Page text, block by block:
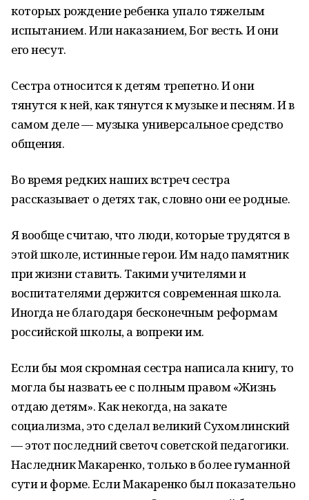
которых рождение ребенка упало тяжелым
испытанием. Или наказанием, Бог весть. И они
его несут.
Сестра относится к детям трепетно. И они
тянутся к ней, как тянутся к музыке и песням. И в
самом деле — музыка универсальное средство
общения.
Во время редких наших встреч сестра
рассказывает о детях так, словно они ее родные.
Я вообще считаю, что люди, которые трудятся в
этой школе, истинные герои. Им надо памятник
при жизни ставить. Такими учителями и
воспитателями держится современная школа.
Иногда не благодаря бесконечным реформам
российской школы, а вопреки им.
Если бы моя скромная сестра написала книгу, то
могла бы назвать ее с полным правом «Жизнь
отдаю детям». Как некогда, на закате
социализма, это сделал великий Сухомлинский
— этот последний светоч советской педагогики.
Наследник Макаренко, только в более гуманной
сути и форме. Если Макаренко был показательно